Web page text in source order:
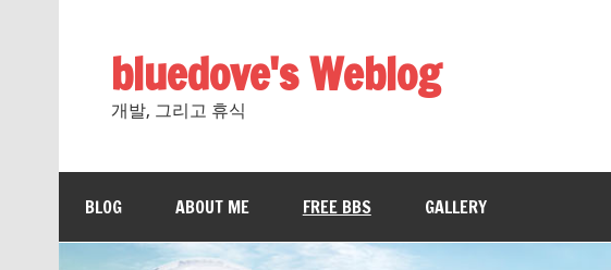
bluedove's Weblog
개발, 그리고 휴식
BLOG ABOUT ME FREE BBS GALLERY